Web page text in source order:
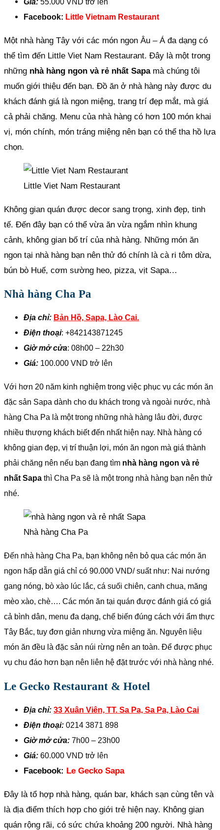
Giá: 55.000 VND trở lên
Facebook: Little Vietnam Restaurant
Một nhà hàng Tây với các món ngon Âu – Á đa dạng có
thể tìm đến Little Viet Nam Restaurant. Đây là một trong
những nhà hàng ngon và rẻ nhất Sapamà chúng tôi
muốn giới thiệu đến bạn. Đồ ăn ở nhà hàng này được du
khách đánh giá là ngon miệng, trang trí đẹp mắt, mà giá
cả phải chăng. Menu của nhà hàng có hơn 100 món khai
vị, món chính, món tráng miệng nên bạn có thể tha hồ lựa
chọn.
Little Viet Nam Restaurant
Không gian quán được decor sang trọng, xinh đẹp, tinh
tế. Đến đây bạn có thể vừa ăn vừa ngắm nhìn khung
cảnh, không gian bố trí của nhà hàng. Những món ăn
ngon tại nhà hàng bạn nên thử đó chính là cà ri tôm dừa,
bún bò Huế, cơm sường heo, pizza, vịt Sapa…
Nhà hàng Cha Pa
Địa chỉ: Bản Hồ, Sapa, Lào Cai.
Điện thoại: +842143871245
Giờ mở cửa: 08h00 – 22h30
Giá: 100.000 VND trở lên
Với hơn 20 năm kinh nghiệm trong việc phục vụ các món ăn
đặc sản Sapa dành cho du khách trong và ngoài nước, nhà
hàng Cha Pa là một trong những nhà hàng lâu đời, được
nhiều thượng khách biết đến nhất hiện nay. Nhà hàng có
không gian đẹp, vị trí thuận lợi, món ăn ngon mà giá thành
phải chăng nên nếu bạn đang tìm nhà hàng ngon và rẻ
nhất Sapa thì Cha Pa sẽ là một trong nhà hàng bạn nên thử
nhé.
Nhà hàng Cha Pa
Đến nhà hàng Cha Pa, bạn không nên bỏ qua các món ăn
ngon hấp dẫn giá chỉ có 90.000 VND/ suất như: Nai nướng
gang nóng, bò xào lúc lắc, cá suối chiên, canh chua, măng
mèo xào, chè…. Các món ăn tại quán được đánh giá có giá
cả bình dân, menu đa dạng, chế biến đúng cách với ẩm thực
Tây Bắc, tuy đơn giản nhưng vừa miệng ăn. Nguyên liệu
món ăn đều là đặc sản núi rừng nên an toàn. Để được phục
vụ chu đáo hơn bạn nên liên hệ đặt trước với nhà hàng nhé.
Le Gecko Restaurant & Hotel
Địa chỉ: 33 Xuân Viên, TT. Sa Pa, Sa Pa, Lào Cai
Điện thoại: 0214 3871 898
Giờ mở cửa: 7h00 – 23h00
Giá: 60.000 VND trở lên
Facebook: Le Gecko Sapa
Đây là tổ hợp nhà hàng, quán bar, khách sạn cùng tên và
là địa điểm thích hợp cho giới trẻ hiện nay. Không gian
quán rộng rãi, có sức chứa khoảng 200 người. Nhà hàng